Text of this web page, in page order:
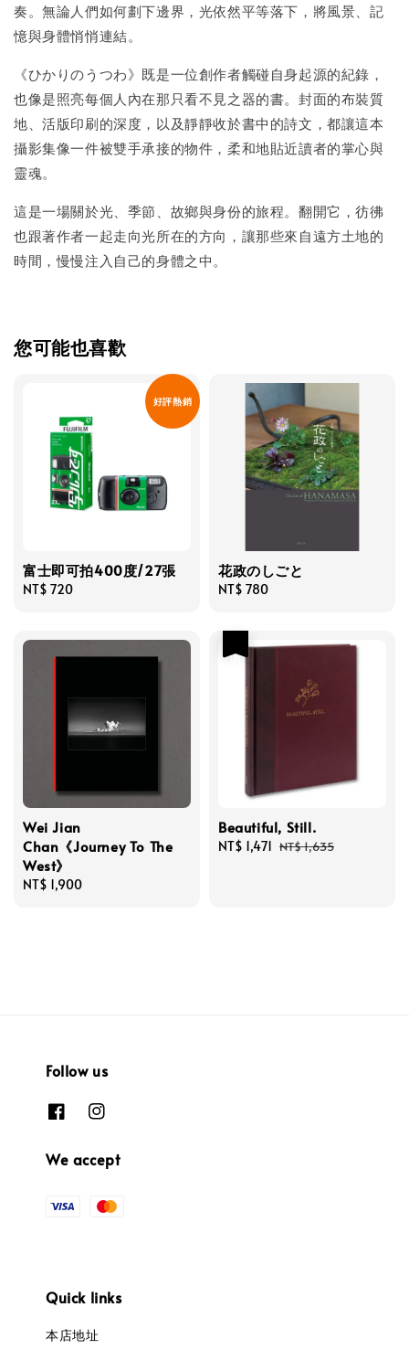
奏。無論人們如何劃下邊界，光依然平等落下，將風景、記
憶與身體悄悄連結。
《ひかりのうつわ》既是一位創作者觸碰自身起源的紀錄，
也像是照亮每個人內在那只看不見之器的書。封面的布裝質
地、活版印刷的深度，以及靜靜收於書中的詩文，都讓這本
攝影集像一件被雙手承接的物件，柔和地貼近讀者的掌心與
靈魂。
這是一場關於光、季節、故鄉與身份的旅程。翻開它，彷彿
也跟著作者一起走向光所在的方向，讓那些來自遠方土地的
時間，慢慢注入自己的身體之中。
您可能也喜歡
好評熱銷
富士即可拍400度/27張
Regular
NT$ 720
花政のしごと
Regular
NT$ 780
Wei Jian
Chan《Journey To The
West》
Regular
NT$ 1,900
Beautiful, Still.
Sale
NT$ 1,471 Regular
NT$ 1,635
Follow us
We accept
Quick links
本店地址